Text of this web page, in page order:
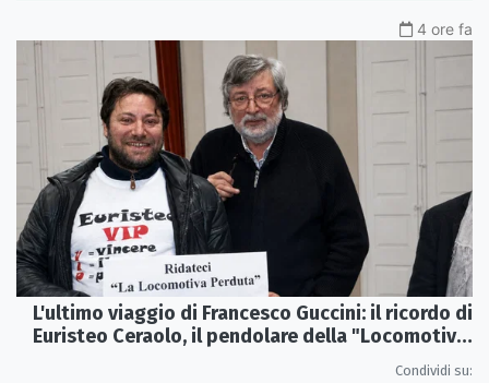
4 ore fa
L'ultimo viaggio di Francesco Guccini: il ricordo di
Euristeo Ceraolo, il pendolare della "Locomotiva
Condividi su: